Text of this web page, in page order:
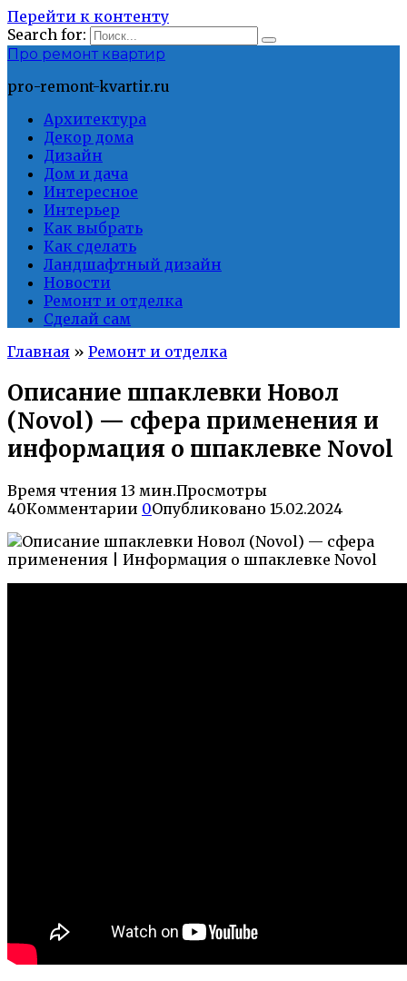
Перейти к контенту
Search for:
Про ремонт квартир
pro-remont-kvartir.ru
Архитектура
Декор дома
Дизайн
Дом и дача
Интересное
Интерьер
Как выбрать
Как сделать
Ландшафтный дизайн
Новости
Ремонт и отделка
Сделай сам
Главная » Ремонт и отделка
Описание шпаклевки Новол
(Novol) — сфера применения и
информация о шпаклевке Novol
Время чтения 13 мин.Просмотры
40Комментарии 0Опубликовано 15.02.2024